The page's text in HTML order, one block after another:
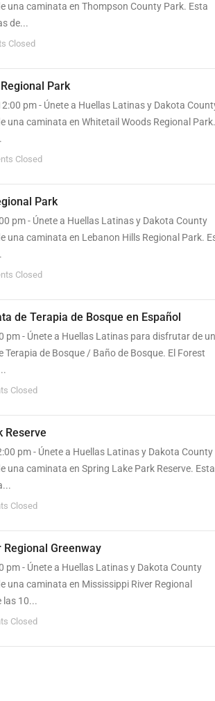
una caminata en Thompson County Park. Esta
de...
Closed
Park
pm - Únete a Huellas Latinas y Dakota
una caminata en Whitetail Woods Regional Park.
Closed
Park
pm - Únete a Huellas Latinas y Dakota County
una caminata en Lebanon Hills Regional Park.
Closed
de Terapia de Bosque en Español
pm - Únete a Huellas Latinas para disfrutar de un
de Bosque / Baño de Bosque. El Forest
Closed
Reserve
pm - Únete a Huellas Latinas y Dakota County
una caminata en Spring Lake Park Reserve. Esta
Closed
Greenway
pm - Únete a Huellas Latinas y Dakota County
una caminata en Mississippi River Regional
las 10...
Closed